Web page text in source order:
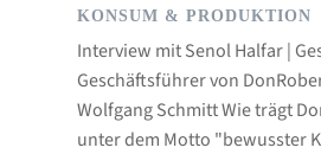
KONSUM & PRODUKTION
Interview mit Senol Halfar |
Geschäftsführer von
Wolfgang Schmitt Wie trägt
unter dem Motto "bewusster